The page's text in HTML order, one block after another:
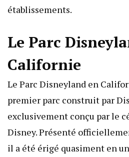
établissements.
Le Parc
Californie
Le Parc Disneyland en
premier parc construit par
exclusivement conçu par le
Disney. Présenté
il a été érigé quasiment en